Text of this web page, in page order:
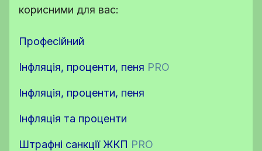
корисними для вас:
Професійний
Інфляція, проценти, пеня PRO
Інфляція, проценти, пеня
Інфляція та проценти
Штрафні санкції ЖКП PRO